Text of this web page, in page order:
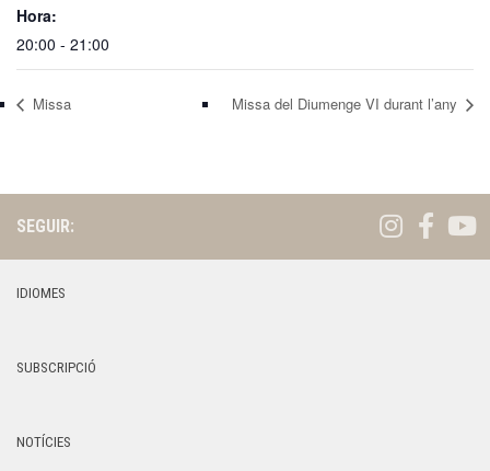
Hora:
20:00 - 21:00
Missa Missa del Diumenge VI durant l’any
SEGUIR:
IDIOMES
SUBSCRIPCIÓ
NOTÍCIES